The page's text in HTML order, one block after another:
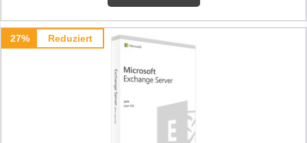
27% Reduziert